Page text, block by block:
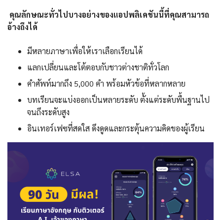
คุณลักษณะทั่วไปบางอย่างของแอปพลิเคชันนี้ที่คุณสามารถ
อ้างถึงได้
มีหลายภาษาเพื่อให้เราเลือกเรียนได้
แลกเปลี่ยนและโต้ตอบกับชาวต่างชาติทั่วโลก
คำศัพท์มากถึง 5,000 คำ พร้อมหัวข้อที่หลากหลาย
บทเรียนจะแบ่งออกเป็นหลายระดับ ตั้งแต่ระดับพื้นฐานไป
จนถึงระดับสูง
อินเทอร์เฟซที่สดใส ดึงดูดและกระตุ้นความคิดของผู้เรียน